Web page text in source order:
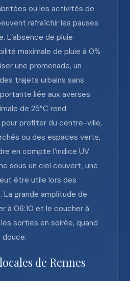
ou les activités de
rafraîchir les pauses
L’absence de pluie
maximale de pluie à 0%
une promenade, un
trajets urbains sans
liée aux averses.
de 25°C rend
pour profiter du centre-ville,
ou des espaces verts,
en compte l’indice UV
sous un ciel couvert, une
être utile lors des
La grande amplitude de
à 06:10 et le coucher à
sorties en soirée, quand
douce.
de Rennes